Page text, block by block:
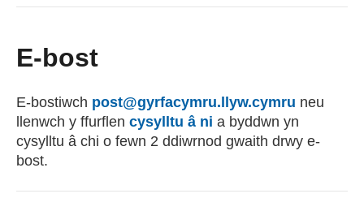
E-bost
E-bostiwch post@gyrfacymru.llyw.cymru (yn agor
neu
llenwch y ffurflen cysylltu â ni a byddwn yn
cysylltu â chi o fewn 2 ddiwrnod gwaith drwy e-
bost.